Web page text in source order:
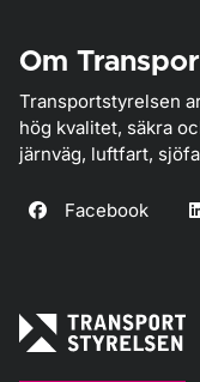
Om
Transportstyrelsen
hög kvalitet, säkra
järnväg, luftfart,
Facebook